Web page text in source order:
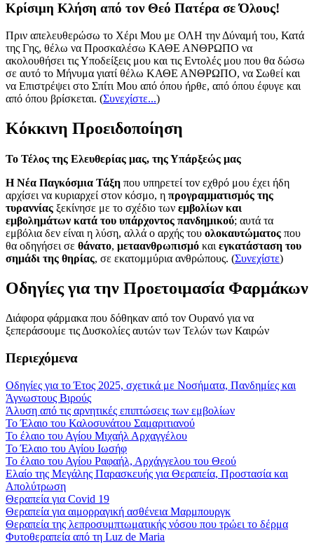
Κρίσιμη Κλήση από τον Θεό Πατέρα σε Όλους!
Πριν απελευθερώσω το Χέρι Μου με ΟΛΗ την Δύναμή του, Κατά
της Γης, θέλω να Προσκαλέσω ΚΑΘΕ ΑΝΘΡΩΠΟ να
ακολουθήσει τις Υποδείξεις μου και τις Εντολές μου που θα δώσω
σε αυτό το Μήνυμα γιατί θέλω ΚΑΘΕ ΑΝΘΡΩΠΟ, να Σωθεί και
να Επιστρέψει στο Σπίτι Μου από όπου ήρθε, από όπου έφυγε και
από όπου βρίσκεται. (Συνεχίστε...)
Κόκκινη Προειδοποίηση
Το Τέλος της Ελευθερίας μας, της Υπάρξεώς μας
Η Νέα Παγκόσμια Τάξη που υπηρετεί τον εχθρό μου έχει ήδη
αρχίσει να κυριαρχεί στον κόσμο, η προγραμματισμός της
τυραννίας ξεκίνησε με το σχέδιο των εμβολίων και
εμβολημάτων κατά του υπάρχοντος πανδημικού; αυτά τα
εμβόλια δεν είναι η λύση, αλλά ο αρχής του ολοκαυτώματος που
θα οδηγήσει σε θάνατο, μεταανθρωπισμό και εγκατάσταση του
σημάδι της θηρίας, σε εκατομμύρια ανθρώπους. (Συνεχίστε)
Οδηγίες για την Προετοιμασία Φαρμάκων
Διάφορα φάρμακα που δόθηκαν από τον Ουρανό για να
ξεπεράσουμε τις Δυσκολίες αυτών των Τελών των Καιρών
Περιεχόμενα
Οδηγίες για το Έτος 2025, σχετικά με Νοσήματα, Πανδημίες και
Άγνωστους Βιρούς
Άλυση από τις αρνητικές επιπτώσεις των εμβολίων
Το Έλαιο του Καλοσυνάτου Σαμαριτιανού
Το έλαιο του Αγίου Μιχαήλ Αρχαγγέλου
Το Έλαιο του Αγίου Ιωσήφ
Το έλαιο του Αγίου Ραφαήλ, Αρχάγγελου του Θεού
Ελαίο της Μεγάλης Παρασκευής για Θεραπεία, Προστασία και
Απολύτρωση
Θεραπεία για Covid 19
Θεραπεία για αιμορραγική ασθένεια Μαρμπουργκ
Θεραπεία της λεπροσυμπτωματικής νόσου που τρώει το δέρμα
Φυτοθεραπεία από τη Luz de Maria